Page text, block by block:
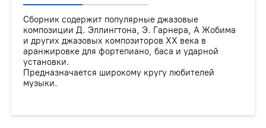
Сборник содержит популярные джазовые
композиции Д. Эллингтона, Э. Гарнера, А Жобима
и других джазовых композиторов XX века в
аранжировке для фортепиано, баса и ударной
установки.
Предназначается широкому кругу любителей
музыки.